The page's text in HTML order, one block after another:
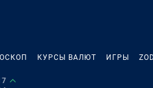
КУРСЫ ВАЛЮТ ИГРЫ